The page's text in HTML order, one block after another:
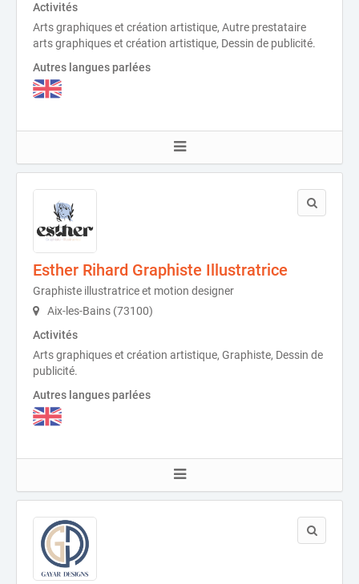
Activités
Arts graphiques et création artistique, Autre prestataire
arts graphiques et création artistique, Dessin de publicité.
Autres langues parlées
Esther Rihard Graphiste Illustratrice
Graphiste illustratrice et motion designer
Aix-les-Bains (73100)
Activités
Arts graphiques et création artistique, Graphiste, Dessin de
publicité.
Autres langues parlées